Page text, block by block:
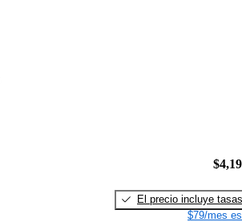
El precio incluye tasas
$79/mes